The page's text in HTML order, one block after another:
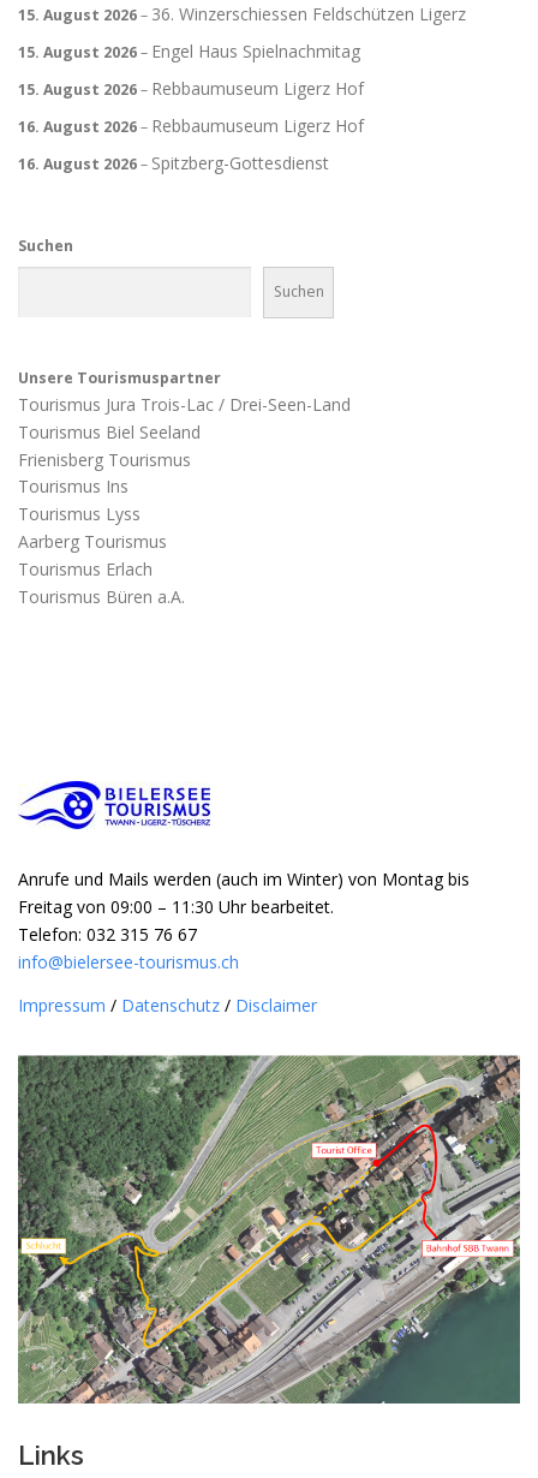
15. August 2026– 36. Winzerschiessen Feldschützen Ligerz
15. August 2026– Engel Haus Spielnachmitag
15. August 2026– Rebbaumuseum Ligerz Hof
16. August 2026– Rebbaumuseum Ligerz Hof
16. August 2026– Spitzberg-Gottesdienst
Suchen
Suchen
Unsere Tourismuspartner
Tourismus Jura Trois-Lac / Drei-Seen-Land
Tourismus Biel Seeland
Frienisberg Tourismus
Tourismus Ins
Tourismus Lyss
Aarberg Tourismus
Tourismus Erlach
Tourismus Büren a.A.
Anrufe und Mails werden (auch im Winter) von Montag bis
Freitag von 09:00 – 11:30 Uhr bearbeitet.
Telefon: 032 315 76 67
info@bielersee-tourismus.ch
Impressum / Datenschutz / Disclaimer
Links